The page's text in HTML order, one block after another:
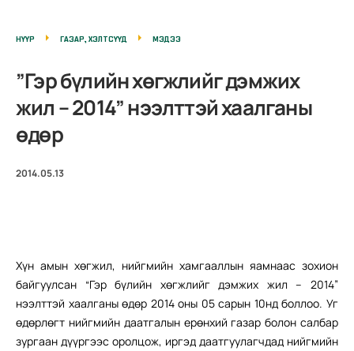
НҮҮР ГАЗАР, ХЭЛТСҮҮД МЭДЭЭ
”Гэр бүлийн хөгжлийг дэмжих
жил – 2014” нээлттэй хаалганы
өдөр
2014.05.13
Хүн амын хөгжил, нийгмийн хамгааллын яамнаас зохион
байгуулсан “Гэр бүлийн хөгжлийг дэмжих жил – 2014”
нээлттэй хаалганы өдөр 2014 оны 05 сарын 10нд боллоо. Уг
өдөрлөгт нийгмийн даатгалын ерөнхий газар болон салбар
зургаан дүүргээс оролцож, иргэд даатгуулагчдад нийгмийн